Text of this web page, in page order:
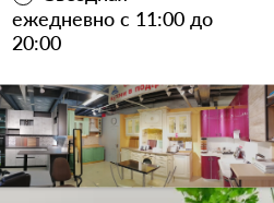
ежедневно с 11:00 до
20:00